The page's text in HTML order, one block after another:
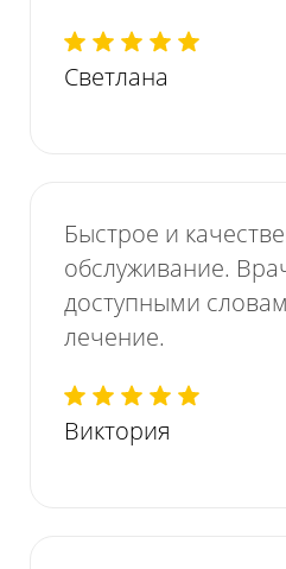
Светлана
Быстрое и
обслуживание.
доступными
лечение.
Виктория